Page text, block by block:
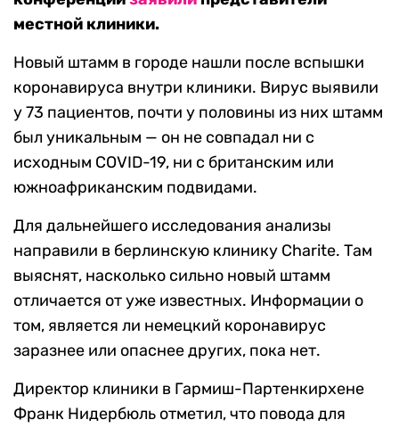
местной клиники.
Новый штамм в городе нашли после вспышки
коронавируса внутри клиники. Вирус выявили
у 73 пациентов, почти у половины из них штамм
был уникальным — он не совпадал ни с
исходным COVID-19, ни с британским или
южноафриканским подвидами.
Для дальнейшего исследования анализы
направили в берлинскую клинику Charite. Там
выяснят, насколько сильно новый штамм
отличается от уже известных. Информации о
том, является ли немецкий коронавирус
заразнее или опаснее других, пока нет.
Директор клиники в Гармиш-Партенкирхене
Франк Нидербюль отметил, что повода для